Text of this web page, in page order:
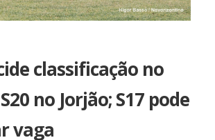
classificação no
no Jorjão; S17 pode
vaga